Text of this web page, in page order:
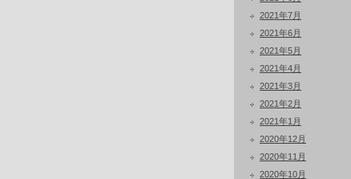
2021年7月
2021年6月
2021年5月
2021年4月
2021年3月
2021年2月
2021年1月
2020年12月
2020年11月
2020年10月